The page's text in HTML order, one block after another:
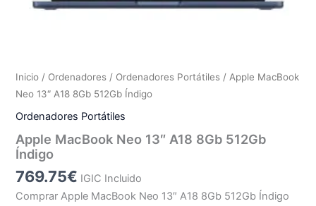
Inicio / Ordenadores / Ordenadores Portátiles / Apple MacBook
Neo 13″ A18 8Gb 512Gb Índigo
Ordenadores Portátiles
Apple MacBook Neo 13″ A18 8Gb 512Gb
Índigo
769.75€ IGIC Incluido
Comprar Apple MacBook Neo 13″ A18 8Gb 512Gb Índigo